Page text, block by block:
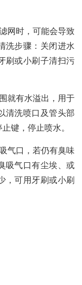
网时，可能会导致
洗步骤：关闭进水
刷或小刷子清扫污
就有水溢出，用于
清洗喷口及管头部
键，停止喷水。
气口，若仍有臭味
吸气口有尘埃、或
，可用牙刷或小刷